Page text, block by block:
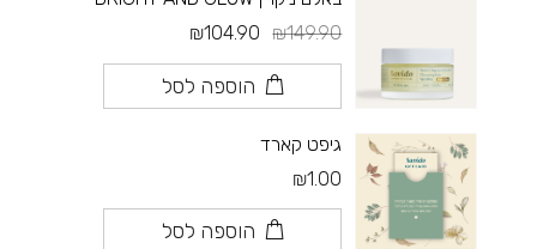
₪149.90
₪104.90
הוספה לסל
גיפט קארד
₪1.00
הוספה לסל